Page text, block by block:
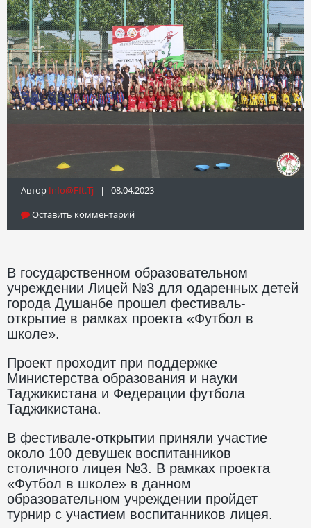
Автор Info@fft.tj | 08.04.2023
Оставить комментарий
В государственном образовательном
учреждении Лицей №3 для одаренных детей
города Душанбе прошел фестиваль-
открытие в рамках проекта «Футбол в
школе».
Проект проходит при поддержке
Министерства образования и науки
Таджикистана и Федерации футбола
Таджикистана.
В фестивале-открытии приняли участие
около 100 девушек воспитанников
столичного лицея №3. В рамках проекта
«Футбол в школе» в данном
образовательном учреждении пройдет
турнир с участием воспитанников лицея.